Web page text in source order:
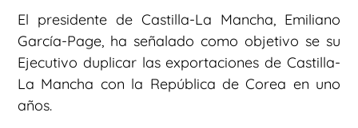
El presidente de Castilla-La Mancha, Emiliano
García-Page, ha señalado como objetivo se su
Ejecutivo duplicar las exportaciones de Castilla-
La Mancha con la República de Corea en uno
años.